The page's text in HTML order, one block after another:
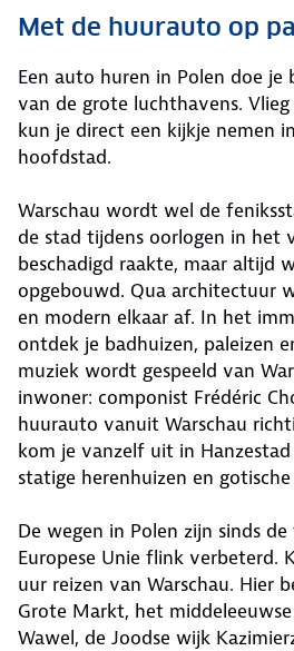
Met de huurauto op
Een auto huren in Polen doe je
van de grote luchthavens. Vlieg
kun je direct een kijkje nemen
hoofdstad.
Warschau wordt wel de
de stad tijdens oorlogen in het
beschadigd raakte, maar altijd
opgebouwd. Qua architectuur
en modern elkaar af. In het
ontdek je badhuizen, paleizen
muziek wordt gespeeld van
inwoner: componist Frédéric
huurauto vanuit Warschau
kom je vanzelf uit in
statige herenhuizen en
De wegen in Polen zijn sinds
Europese Unie flink verbeterd.
uur reizen van Warschau. Hier
Grote Markt, het
Wawel, de Joodse wijk